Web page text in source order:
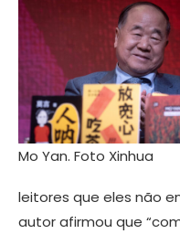
Mo Yan. Foto Xinhua
leitores que eles não
autor afirmou que